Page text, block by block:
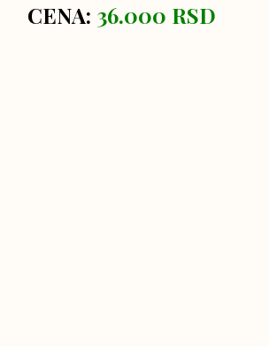
CENA: 36.000 RSD